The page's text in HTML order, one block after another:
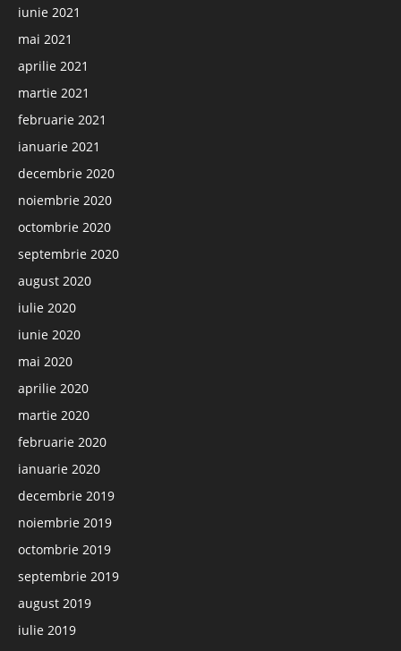
iunie 2021
mai 2021
aprilie 2021
martie 2021
februarie 2021
ianuarie 2021
decembrie 2020
noiembrie 2020
octombrie 2020
septembrie 2020
august 2020
iulie 2020
iunie 2020
mai 2020
aprilie 2020
martie 2020
februarie 2020
ianuarie 2020
decembrie 2019
noiembrie 2019
octombrie 2019
septembrie 2019
august 2019
iulie 2019